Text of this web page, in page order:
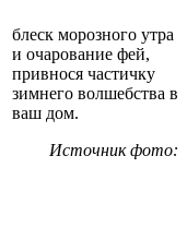
блеск морозного утра
и очарование фей,
привнося частичку
зимнего волшебства в
ваш дом.
Источник фото: